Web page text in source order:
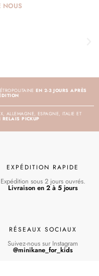
NOUS
EN 2-3 JOURS APRÈS
ALLEMAGNE, ESPAGNE, ITALIE ET
RELAIS PICKUP
EXPÉDITION RAPIDE
Expédition sous 2 jours ouvrés.
Livraison en 2 à 5 jours
RÉSEAUX SOCIAUX
Suivez-nous sur Instagram
@minikane_for_kids